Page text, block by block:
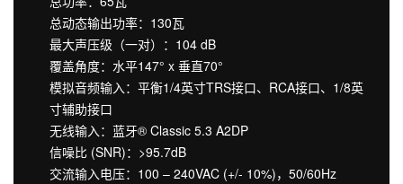
总动态输出功率：130瓦
最大声压级（一对）：104 dB
覆盖角度：水平147° x 垂直70°
模拟音频输入：平衡1/4英寸TRS接口、RCA接口、1/8英
寸辅助接口
无线输入：蓝牙® Classic 5.3 A2DP
信噪比 (SNR)：>95.7dB
交流输入电压：100 – 240VAC (+/- 10%)，50/60Hz